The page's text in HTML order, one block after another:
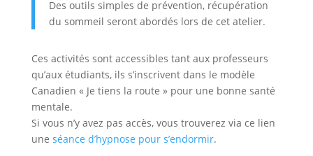
Des outils simples de prévention, récupération
du sommeil seront abordés lors de cet atelier.
Ces activités sont accessibles tant aux professeurs
qu’aux étudiants, ils s’inscrivent dans le modèle
Canadien « Je tiens la route » pour une bonne santé
mentale.
Si vous n’y avez pas accès, vous trouverez via ce lien
une séance d’hypnose pour s’endormir.